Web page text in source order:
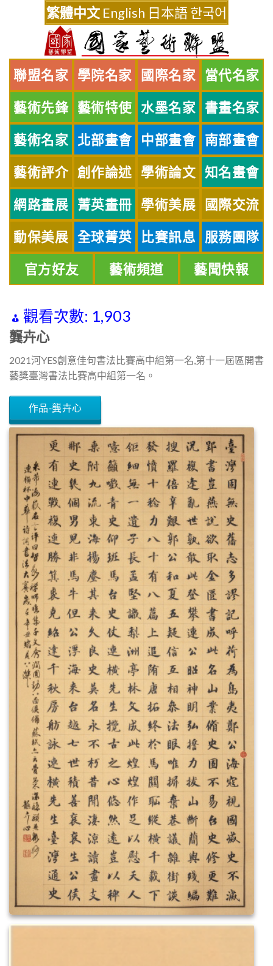
繁體中文 English 日本語한국어
聯盟名家 學院名家 國際名家 當代名家
藝術先鋒 藝術特使 水墨名家 書畫名家
藝術名家 北部畫會 中部畫會 南部畫會
藝術評介 創作論述 學術論文 知名畫會
網路畫展 菁英畫冊 學術美展 國際交流
動保美展 全球菁英 比賽訊息 服務團隊
官方好友 藝術頻道 藝聞快報
觀看次數: 1,903
龔卉心
2021河YES創意佳句書法比賽高中組第一名,第十一屆區開書
藝獎臺灣書法比賽高中組第一名。
作品-龔卉心